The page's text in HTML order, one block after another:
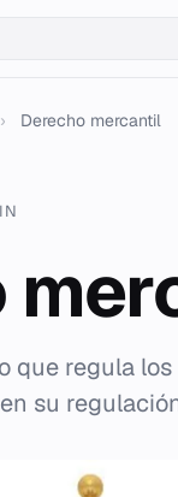
› Derecho mercantil
que regula
su